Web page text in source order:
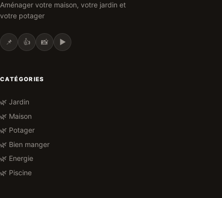
Aménager votre maison, votre jardin et
votre potager
📌 👍 📸 ▶️
CATÉGORIES
🌿 Jardin
🌿 Maison
🌿 Potager
🌿 Bien manger
🌿 Energie
🌿 Piscine